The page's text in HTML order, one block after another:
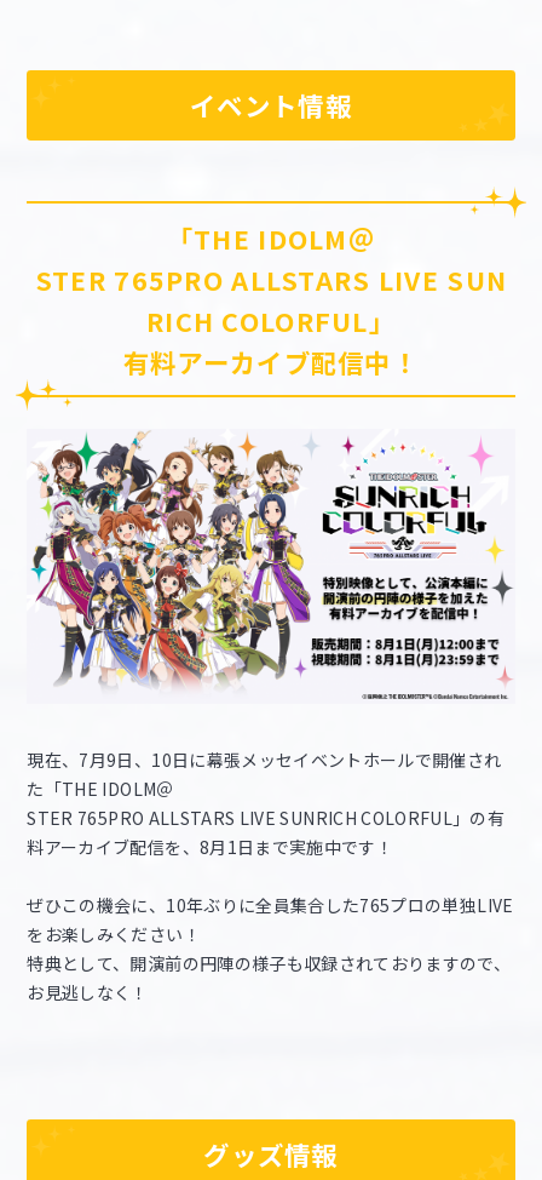
イベント情報
「THE IDOLM＠
STER 765PRO ALLSTARS LIVE SUN
RICH COLORFUL」
有料アーカイブ配信中！
現在、7月9日、10日に幕張メッセイベントホールで開催され
た「THE IDOLM＠
STER 765PRO ALLSTARS LIVE SUNRICH COLORFUL」の有
料アーカイブ配信を、8月1日まで実施中です！
ぜひこの機会に、10年ぶりに全員集合した765プロの単独LIVE
をお楽しみください！
特典として、開演前の円陣の様子も収録されておりますので、
お見逃しなく！
グッズ情報